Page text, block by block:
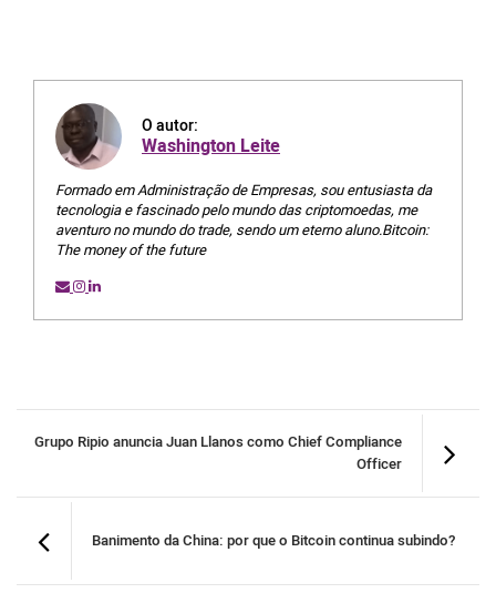
O autor:
Washington Leite
Formado em Administração de Empresas, sou entusiasta da
tecnologia e fascinado pelo mundo das criptomoedas, me
aventuro no mundo do trade, sendo um eterno aluno.Bitcoin:
The money of the future
Grupo Ripio anuncia Juan Llanos como Chief Compliance
Officer
Banimento da China: por que o Bitcoin continua subindo?